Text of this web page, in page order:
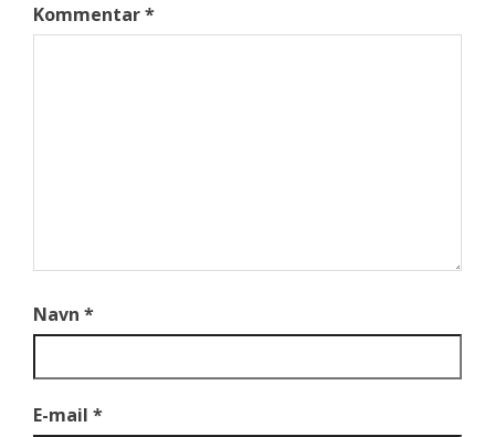
Kommentar*
Navn *
E-mail *